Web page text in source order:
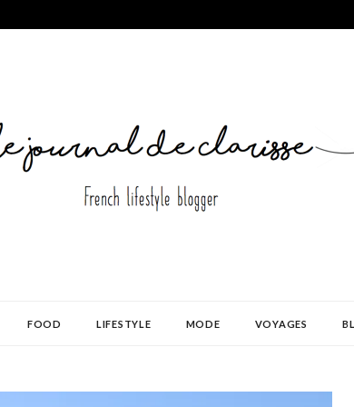
FOOD LIFESTYLE MODE VOYAGES